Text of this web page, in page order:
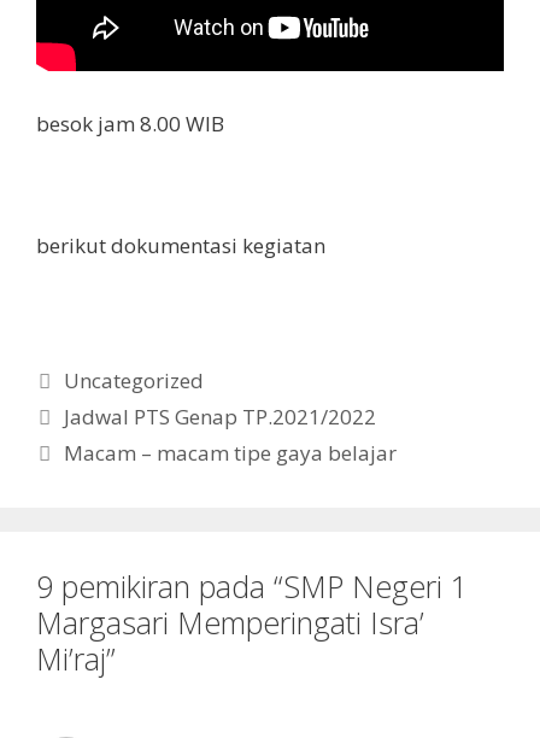
besok jam 8.00 WIB
berikut dokumentasi kegiatan
Kategori
Uncategorized
Jadwal PTS Genap TP.2021/2022
Macam – macam tipe gaya belajar
9 pemikiran pada “SMP Negeri 1
Margasari Memperingati Isra’
Mi’raj”